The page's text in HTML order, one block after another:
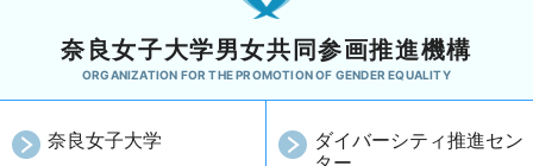
奈良女子大学男女共同参画推進機構
ORGANIZATION FOR THE PROMOTION OF GENDER EQUALITY
奈良女子大学
ダイバーシティ推進セン